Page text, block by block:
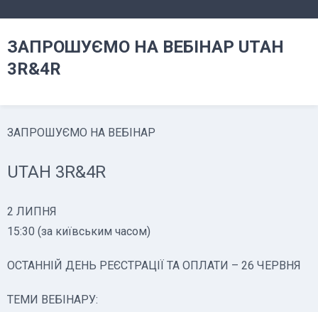
ЗАПРОШУЄМО НА ВЕБІНАР UTAH
3R&4R
ЗАПРОШУЄМО НА ВЕБІНАР
UTAH 3R&4R
2 ЛИПНЯ
15:30 (за київським часом)
ОСТАННІЙ ДЕНЬ РЕЄСТРАЦІЇ ТА ОПЛАТИ – 26 ЧЕРВНЯ
ТЕМИ ВЕБІНАРУ: